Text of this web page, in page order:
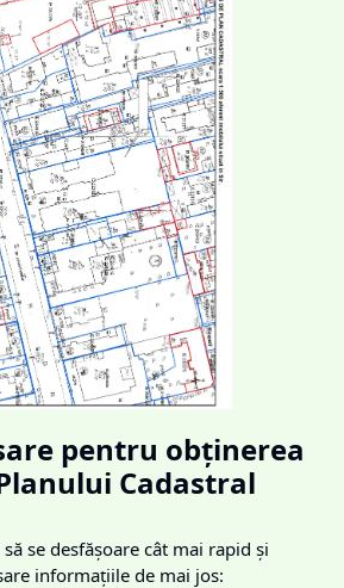
pentru obținerea
Cadastral
se desfășoare cât mai rapid și
informațiile de mai jos: